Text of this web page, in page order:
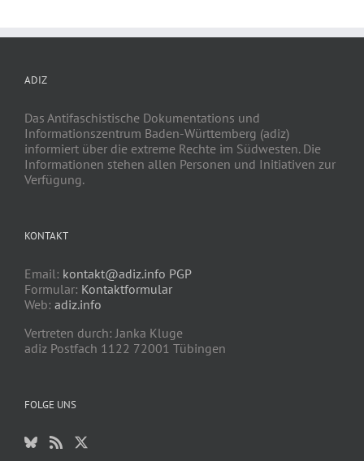
ADIZ
Das Antifaschistische Dokumentations und
Informationszentrum Baden-Württemberg (adiz)
informiert über die extreme Rechte im Südwesten. Die
Informationen stehen allen Personen und Initiativen zur
Verfügung.
KONTAKT
Email: kontakt@adiz.info PGP
Formular: Kontaktformular
Web: adiz.info
Vertreten durch: Janka Kluge
adiz Postfach 1122 72001 Tübingen
FOLGE UNS